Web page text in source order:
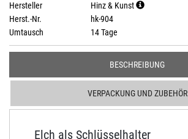
Hersteller
Hinz & Kunst
Herst.-Nr.
hk-904
Umtausch
14 Tage
BESCHREIBUNG
VERPACKUNG UND ZUBEHÖR
Elch als Schlüsselhalter